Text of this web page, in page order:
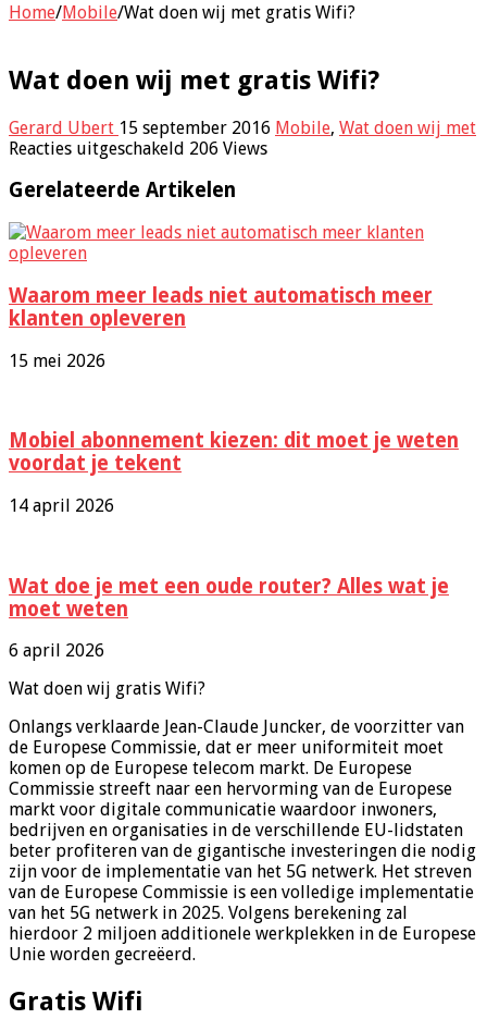
Home/Mobile/Wat doen wij met gratis Wifi?
Wat doen wij met gratis Wifi?
Gerard Ubert 15 september 2016 Mobile, Wat doen wij met
Reacties uitgeschakeld voor
doen
met
206 Views
Gerelateerde Artikelen
Waarom meer leads niet automatisch meer
klanten opleveren
15 mei 2026
Mobiel abonnement kiezen: dit moet je weten
voordat je tekent
14 april 2026
Wat doe je met een oude router? Alles wat je
moet weten
6 april 2026
Wat doen wij gratis Wifi?
Onlangs verklaarde Jean-Claude Juncker, de voorzitter van
de Europese Commissie, dat er meer uniformiteit moet
komen op de Europese telecom markt. De Europese
Commissie streeft naar een hervorming van de Europese
markt voor digitale communicatie waardoor inwoners,
bedrijven en organisaties in de verschillende EU-lidstaten
beter profiteren van de gigantische investeringen die nodig
zijn voor de implementatie van het 5G netwerk. Het streven
van de Europese Commissie is een volledige implementatie
van het 5G netwerk in 2025. Volgens berekening zal
hierdoor 2 miljoen additionele werkplekken in de Europese
Unie worden gecreëerd.
Gratis Wifi